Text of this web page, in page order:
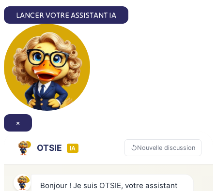
LANCER VOTRE ASSISTANT IA
×